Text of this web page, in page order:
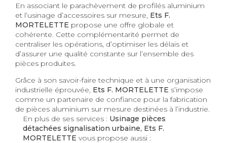
En associant le parachèvement de profilés aluminium
et l’usinage d’accessoires sur mesure, Ets F.
MORTELETTE propose une offre globale et
cohérente. Cette complémentarité permet de
centraliser les opérations, d’optimiser les délais et
d’assurer une qualité constante sur l’ensemble des
pièces produites.
Grâce à son savoir-faire technique et à une organisation
industrielle éprouvée, Ets F. MORTELETTE s’impose
comme un partenaire de confiance pour la fabrication
de pièces aluminium sur mesure destinées à l’industrie.
En plus de ses services : Usinage pièces
détachées signalisation urbaine, Ets F.
MORTELETTE vous propose aussi :